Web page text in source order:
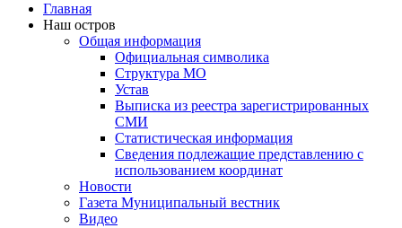
Главная
Наш остров
Общая информация
Официальная символика
Структура МО
Устав
Выписка из реестра зарегистрированных
СМИ
Статистическая информация
Сведения подлежащие представлению с
использованием координат
Новости
Газета Муниципальный вестник
Видео